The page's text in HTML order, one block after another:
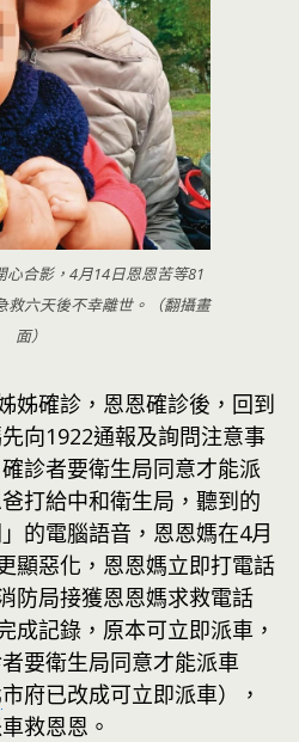
合影，4月14日恩恩苦等81
救六天後不幸離世。（翻攝畫
面）
姊確診，恩恩確診後，回到
向1922通報及詢問注意事
診者要衛生局同意才能派
打給中和衛生局，聽到的
的電腦語音，恩恩媽在4月
顯惡化，恩恩媽立即打電話
防局接獲恩恩媽求救電話
成記錄，原本可立即派車，
要衛生局同意才能派車
市府已改成可立即派車），
救恩恩。